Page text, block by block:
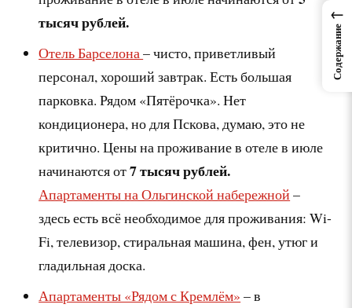
тысяч рублей.
Отель Барселона– чисто, приветливый
персонал, хороший завтрак. Есть большая
парковка. Рядом «Пятёрочка». Нет
кондиционера, но для Пскова, думаю, это не
критично. Цены на проживание в отеле в июле
начинаются от7 тысяч рублей.
Апартаменты на Ольгинской набережной –
здесь есть всё необходимое для проживания: Wi-
Fi, телевизор, стиральная машина, фен, утюг и
гладильная доска.
Апартаменты «Рядом с Кремлём» – в
←
Содержание